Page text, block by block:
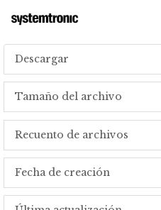
_TÉLÉCHARGER DES
Descargar
Tamaño del archivo
Recuento de archivos
Fecha de creación